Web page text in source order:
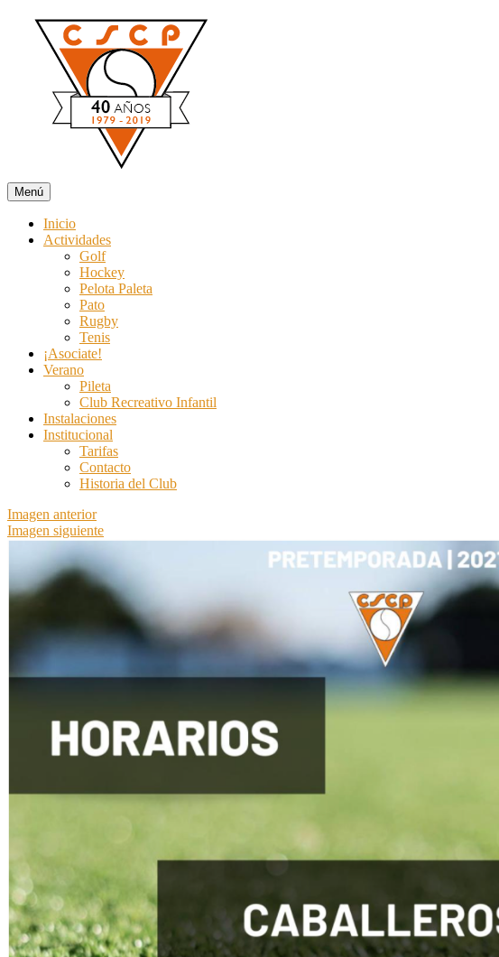
contenido
Club Social y Campo de Pato
Deporte y recreación todo el año. Especial Colonia y Temporada de verano en Balcarce
Menú
Inicio
Actividades
Golf
Hockey
Pelota Paleta
Pato
Rugby
Tenis
¡Asociate!
Verano
Pileta
Club Recreativo Infantil
Instalaciones
Institucional
Tarifas
Contacto
Historia del Club
Imagen anterior
Imagen siguiente